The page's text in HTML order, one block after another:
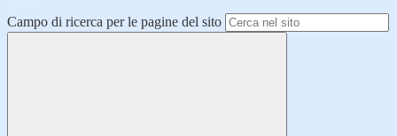
Campo di ricerca per le pagine del sito